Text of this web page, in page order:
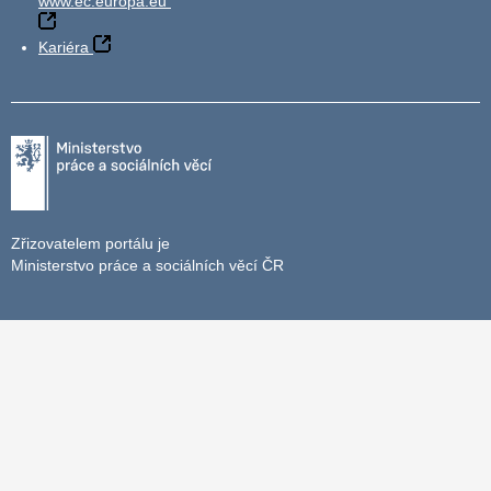
Kariéra
Zřizovatelem portálu je
Ministerstvo práce a sociálních věcí ČR